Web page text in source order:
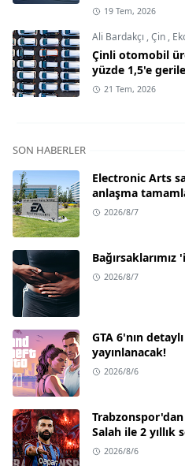
19 Tem, 2026
Ali Bardakçı ,Çin ,
Çinli otomobil
yüzde 1,5'e
21 Tem, 2026
SON HABERLER
Electronic Arts
anlaşma
2026/8/7
2026/8/7
GTA 6'nın
yayınlanacak!
2026/8/6
Salah ile 2 yıllık
2026/8/6